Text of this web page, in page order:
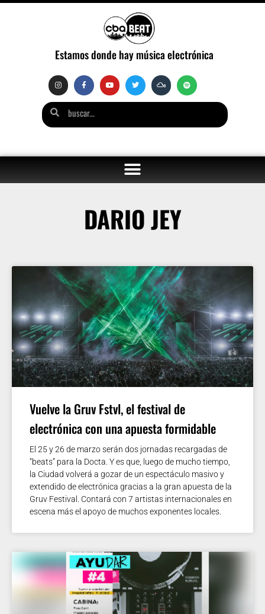
Estamos donde hay música electrónica
DARIO JEY
Vuelve la Gruv Fstvl, el festival de
electrónica con una apuesta formidable
El 25 y 26 de marzo serán dos jornadas recargadas de
“beats” para la Docta. Y es que, luego de mucho tiempo,
la Ciudad volverá a gozar de un espectáculo masivo y
extendido de electrónica gracias a la gran apuesta de la
Gruv Festival. Contará con 7 artistas internacionales en
escena más el apoyo de muchos exponentes locales.